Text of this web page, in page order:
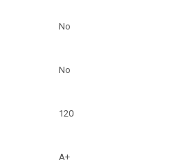
No
No
120
A+